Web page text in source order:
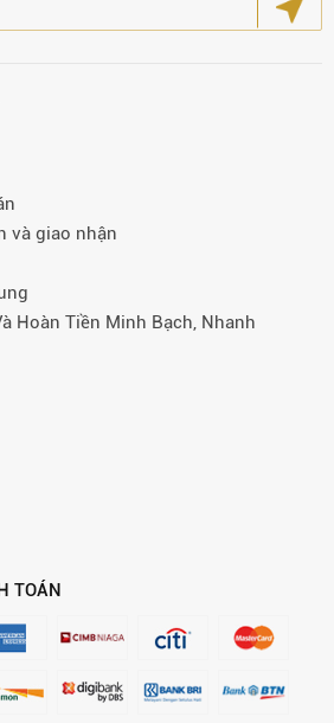
và giao nhận
Hoàn Tiền Minh Bạch, Nhanh
TOÁN